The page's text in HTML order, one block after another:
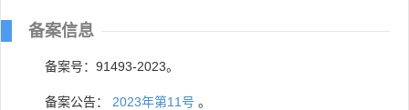
备案信息
备案号：91493-2023。
备案公告： 2023年第11号 。